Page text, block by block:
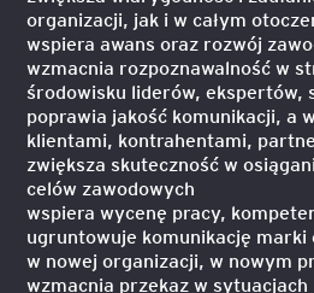
organizacji, jak i w całym
wspiera awans oraz rozwój
wzmacnia rozpoznawalność w
środowisku liderów, ekspertów,
poprawia jakość komunikacji, a
klientami, kontrahentami,
zwiększa skuteczność w
celów zawodowych
wspiera wycenę pracy,
ugruntowuje komunikację
w nowej organizacji, w nowym
wzmacnia przekaz w